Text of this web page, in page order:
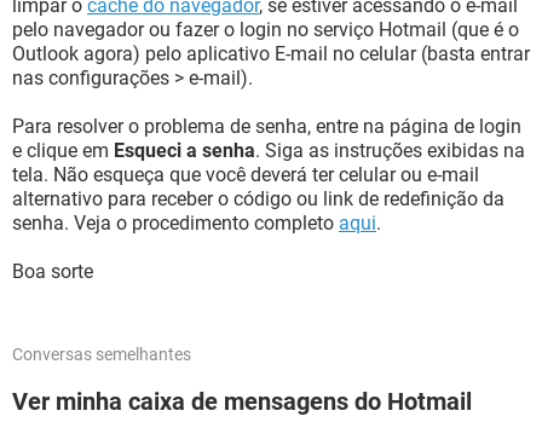
limpar o cache do navegador, se estiver acessando o e-mail
pelo navegador ou fazer o login no serviço Hotmail (que é o
Outlook agora) pelo aplicativo E-mail no celular (basta entrar
nas configurações > e-mail).
Para resolver o problema de senha, entre na página de login
e clique em Esqueci a senha. Siga as instruções exibidas na
tela. Não esqueça que você deverá ter celular ou e-mail
alternativo para receber o código ou link de redefinição da
senha. Veja o procedimento completo aqui.
Boa sorte
Conversas semelhantes
Ver minha caixa de mensagens do Hotmail